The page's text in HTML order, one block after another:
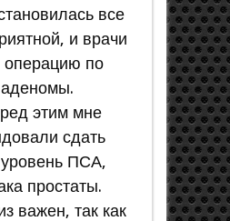
все
и врачи
операцию по
этим мне
сдать
ПСА,
простаты.
важен, так как